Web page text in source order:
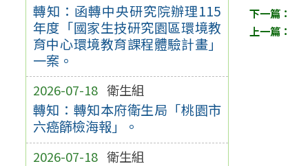
轉知：函轉中央研究院辦理115
年度「國家生技研究園區環境教
育中心環境教育課程體驗計畫」
一案。
2026-07-18 衛生組
轉知：轉知本府衛生局「桃園市
六癌篩檢海報」。
2026-07-18 衛生組